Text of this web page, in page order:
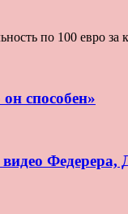
по 100 евро
способен»